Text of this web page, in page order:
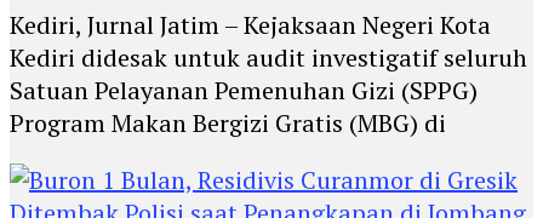
Kediri, Jurnal Jatim – Kejaksaan Negeri Kota
Kediri didesak untuk audit investigatif seluruh
Satuan Pelayanan Pemenuhan Gizi (SPPG)
Program Makan Bergizi Gratis (MBG) di